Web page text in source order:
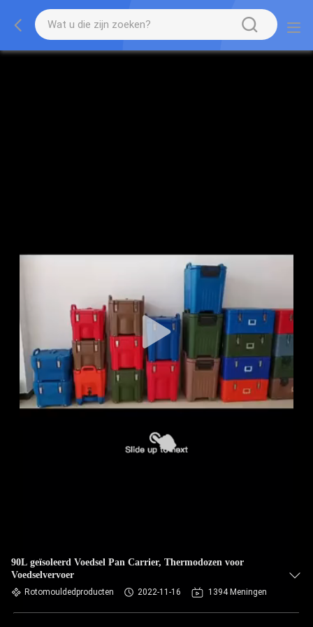
90L geïsoleerd Voedsel Pan Carrier, Thermodozen voor
Voedselvervoer
Rotomouldedproducten 2022-11-16 1394 Meningen